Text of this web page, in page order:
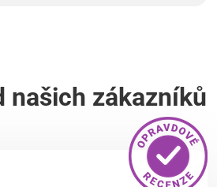
našich zákazníků